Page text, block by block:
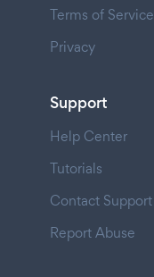
Terms of Service
Privacy
Support
Help Center
Tutorials
Contact Support
Report Abuse